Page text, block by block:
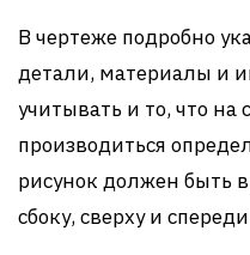
В чертеже подробно
детали, материалы и
учитывать и то, что на
производиться
рисунок должен быть
сбоку, сверху и